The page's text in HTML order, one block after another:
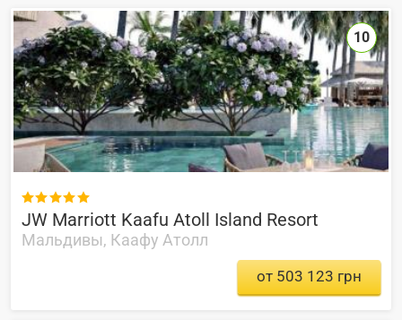

JW Marriott Kaafu Atoll Island Resort
Мальдивы, Каафу Атолл
10
от 503 123 грн